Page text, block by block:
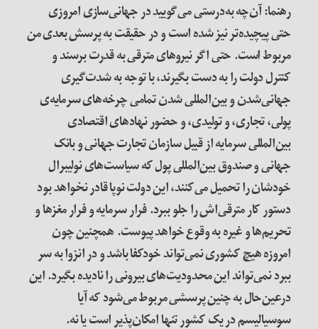
رهنما: آن‌چه به‌درستی می‌گویید در جهانی‌سازی امروزی
حتی پیچیده‌تر نیز شده است و در حقیقت به پرسش بعدی من
مربوط است. حتی اگر نیروهای مترقی به قدرت برسند و
کنترل دولت را به دست بگیرند، با توجه به شدت‌گیری
جهانی‌‌شدن و بین‌المللی شدن تمامی چرخه‌های سرمایه‌ی
پولی، تجاری، و تولیدی، و حضور نهادهای اقتصادی
بین‌المللی سرمایه از قبیل سازمان تجارت جهانی و بانک
جهانی و صندوق بین‌المللی پول که سیاست‌های نولیبرال
خودشان را تحمیل می‌کنند، این دولت نوپا قادر نخواهد بود
دستور کار مترقی‌اش را جلو ببرد. فرار سرمایه و فرار مغزها و
تحریم‌ها و غیره به وقوع خواهد پیوست. همچنین چون
امروزه هیچ کشوری نمی‌تواند خودکفا باشد و در انزوا به سر
ببرد نمی‌تواند این محدودیت‌های بیرونی را نادیده بگیرد. این
درعین‌حال به چنین پرسشی مربوط می‌شود که آیا
سوسیالیسم در یک کشورِ تنها امکان‌پذیر است یا نه.